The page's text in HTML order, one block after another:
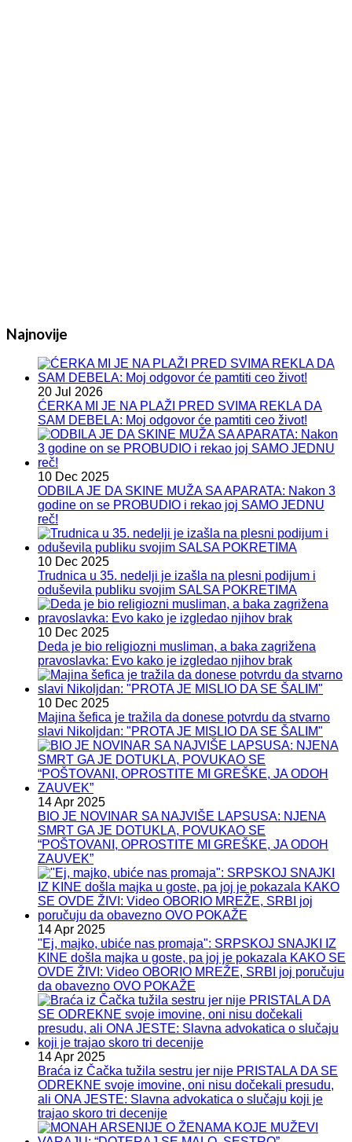
Najnovije
20 Jul 2026
ĆERKA MI JE NA PLAŽI PRED SVIMA REKLA DA
SAM DEBELA: Moj odgovor će pamtiti ceo život!
10 Dec 2025
ODBILA JE DA SKINE MUŽA SA APARATA: Nakon 3
godine on se PROBUDIO i rekao joj SAMO JEDNU
reč!
10 Dec 2025
Trudnica u 35. nedelji je izašla na plesni podijum i
oduševila publiku svojim SALSA POKRETIMA
10 Dec 2025
Deda je bio religiozni musliman, a baka zagrižena
pravoslavka: Evo kako je izgledao njihov brak
10 Dec 2025
Majina šefica je tražila da donese potvrdu da stvarno
slavi Nikoljdan: "PROTA JE MISLIO DA SE ŠALIM"
14 Apr 2025
BIO JE NOVINAR SA NAJVIŠE LAPSUSA: NJENA
SMRT GA JE DOTUKLA, POVUKAO SE
“POŠTOVANI, OPROSTITE MI GREŠKE, JA ODOH
ZAUVEK”
14 Apr 2025
"Ej, majko, ubiće nas promaja": SRPSKOJ SNAJKI IZ
KINE došla majka u goste, pa joj je pokazala KAKO SE
OVDE ŽIVI: Video OBORIO MREŽE, SRBI joj poručuju
da obavezno OVO POKAŽE
14 Apr 2025
Braća iz Čačka tužila sestru jer nije PRISTALA DA SE
ODREKNE svoje imovine, oni nisu dočekali presudu,
ali ONA JESTE: Slavna advokatica o slučaju koji je
trajao skoro tri decenije